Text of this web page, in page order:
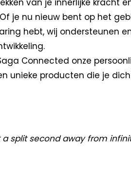
van je innerlijke kracht
je nu nieuw bent op het
hebt, wij ondersteunen
Connected onze
unieke producten die je
a split second away from